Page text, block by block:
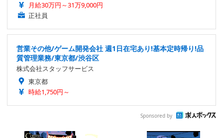
月給30万円～31万9,000円
正社員
営業その他/ゲーム開発会社 週1日在宅あり!基本定時帰り!品
質管理業務/東京都/渋谷区
株式会社スタッフサービス
東京都
時給1,750円～
Sponsored by